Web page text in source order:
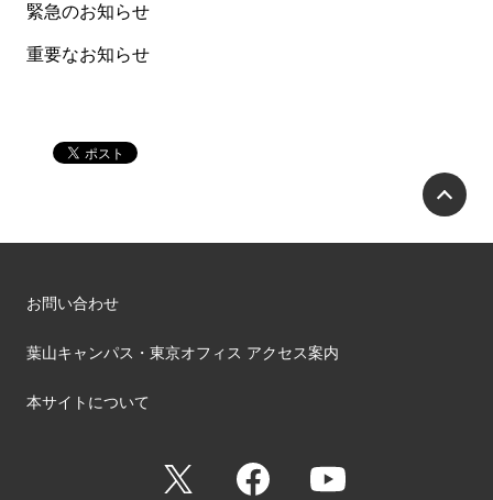
緊急のお知らせ
重要なお知らせ
お問い合わせ
葉山キャンパス・東京オフィス アクセス案内
本サイトについて
Facebook